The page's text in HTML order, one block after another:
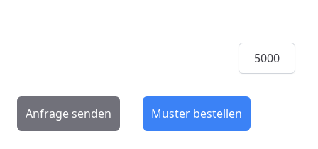
Menge
Anfrage senden Muster bestellen